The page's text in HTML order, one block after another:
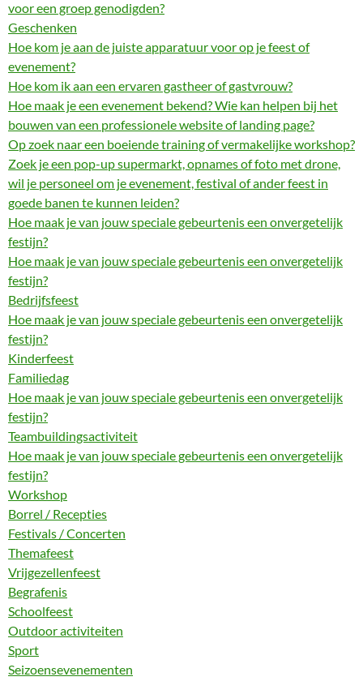
voor een groep genodigden?
Geschenken
Hoe kom je aan de juiste apparatuur voor op je feest of
evenement?
Hoe kom ik aan een ervaren gastheer of gastvrouw?
Hoe maak je een evenement bekend? Wie kan helpen bij het
bouwen van een professionele website of landing page?
Op zoek naar een boeiende training of vermakelijke workshop?
Zoek je een pop-up supermarkt, opnames of foto met drone,
wil je personeel om je evenement, festival of ander feest in
goede banen te kunnen leiden?
Hoe maak je van jouw speciale gebeurtenis een onvergetelijk
festijn?
Hoe maak je van jouw speciale gebeurtenis een onvergetelijk
festijn?
Bedrijfsfeest
Hoe maak je van jouw speciale gebeurtenis een onvergetelijk
festijn?
Kinderfeest
Familiedag
Hoe maak je van jouw speciale gebeurtenis een onvergetelijk
festijn?
Teambuildingsactiviteit
Hoe maak je van jouw speciale gebeurtenis een onvergetelijk
festijn?
Workshop
Borrel / Recepties
Festivals / Concerten
Themafeest
Vrijgezellenfeest
Begrafenis
Schoolfeest
Outdoor activiteiten
Sport
Seizoensevenementen